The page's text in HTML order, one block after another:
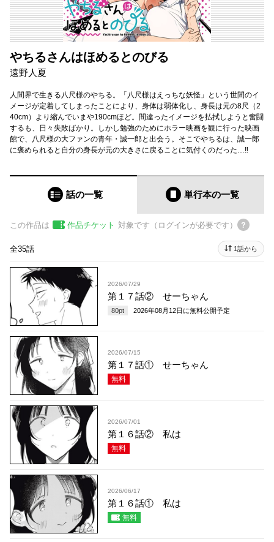
やちるさんはほめるとのびる
遠野人夏
人間界で生きる八尺様のやちる。「八尺様はえっちな妖怪」という世間のイ
メージが定着してしまったことにより、身体は弱体化し、身長は元の8尺（2
40cm）より縮んでいまや190cmほど。間違ったイメージを払拭しようと奮闘
するも、日々失敗ばかり。しかし勉強のためにホラー映画を観に行った映画
館で、八尺様の大ファンの青年・誠一郎と出会う。そこでやちるは、誠一郎
に褒められると自分の身長が元の大きさに戻ることに気付くのだった…‼
話の一覧 単行本の一覧
この作品は 作品チケット 対象です（ログインが必要です）
全35話 1話から
2026/07/29
第１７話② せーちゃん
80pt 2026年08月12日 に無料公開予定
2026/07/15
第１７話① せーちゃん
無料
2026/07/01
第１６話② 私は
無料
2026/06/17
第１６話① 私は
無料